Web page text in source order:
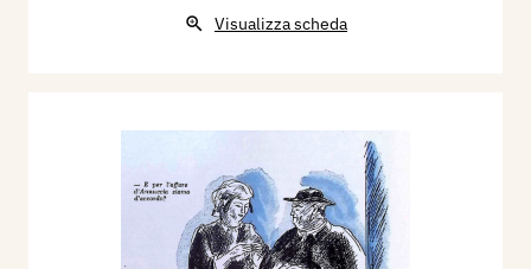
Visualizza scheda